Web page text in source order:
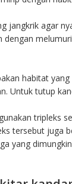
jangkrik agar
dengan
habitat
Untuk tutup
tripleks
tersebut juga
yang